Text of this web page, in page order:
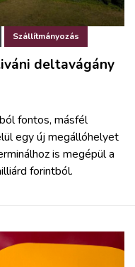
Szállítmányozás
deltavágány
fontos, másfél
egy új megállóhelyet
is megépül a
forintból.